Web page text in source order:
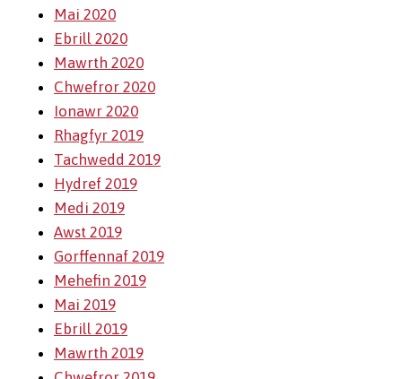
Mai 2020
Ebrill 2020
Mawrth 2020
Chwefror 2020
Ionawr 2020
Rhagfyr 2019
Tachwedd 2019
Hydref 2019
Medi 2019
Awst 2019
Gorffennaf 2019
Mehefin 2019
Mai 2019
Ebrill 2019
Mawrth 2019